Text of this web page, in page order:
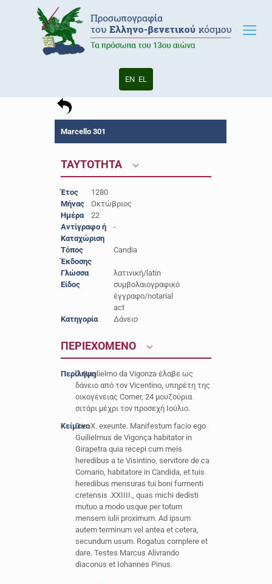
EN EL
Marcello 301
ΤΑΥΤΟΤΗΤΑ
Έτος
1280
Μήνας
Οκτώβριος
Ημέρα
22
Αντίγραφο ή
Καταχώριση
-
Τόπος
Έκδοσης
Candia
Γλώσσα
λατινική/latin
Είδος
συμβολαιογραφικό
έγγραφο/notarial
act
Κατηγορία
Δάνειο
ΠΕΡΙΕΧΟΜΕΝΟ
Περίληψη
Ο Guglielmo da Vigonza έλαβε ως
δάνειο από τον Vicentino, υπηρέτη της
οικογένειας Corner, 24 μουζούρια
σιτάρι μέχρι τον προσεχή Ιούλιο.
ΚείμενοDie .X. exeunte. Manifestum facio ego
Guilielmus de Vigonça habitator in
Girapetra quia recepi cum meis
heredibus a te Visintino, servitore de ca
Cornario, habitatore in Candida, et tuis
heredibus mensuras tui boni furmenti
cretensis .XXIIII., quas michi dedisti
mutuo a modo usque per totum
mensem iulii proximum. Ad ipsum
autem terminum vel antea et cetera,
secundum usum. Rogatus complere et
dare. Testes Marcus Alivrando
diaconus et Iohannes Pinus.